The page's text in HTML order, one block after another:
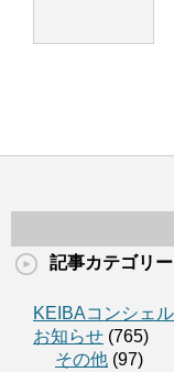
記事カテゴリー
KEIBAコンシェ
お知らせ (765)
その他 (97)